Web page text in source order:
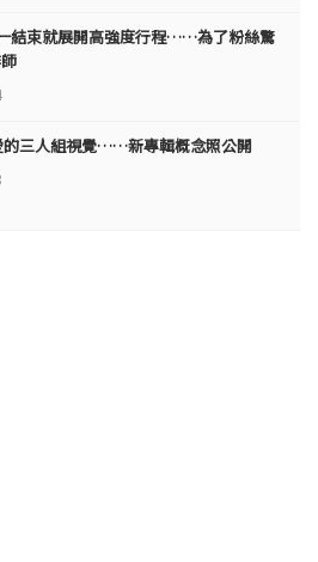
結束就展開高強度行程……為了粉絲驚
三人組視覺……新專輯概念照公開